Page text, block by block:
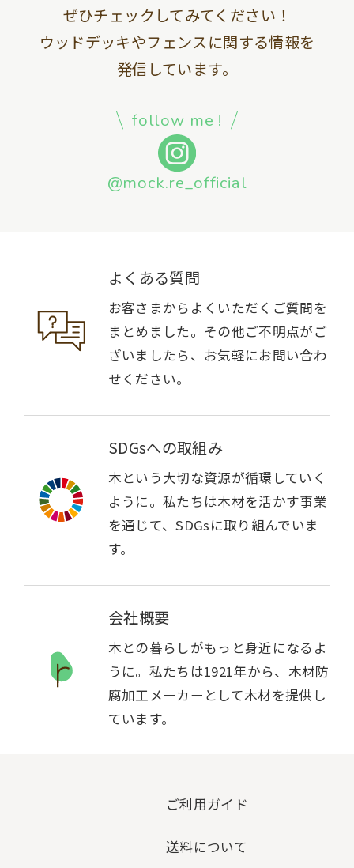
ぜひチェックしてみてください！
ウッドデッキやフェンスに関する情報を
発信しています。
follow me !
@mock.re_official
よくある質問
お客さまからよくいただくご質問を
まとめました。その他ご不明点がご
ざいましたら、お気軽にお問い合わ
せください。
SDGsへの取組み
木という大切な資源が循環していく
ように。私たちは木材を活かす事業
を通じて、SDGsに取り組んでいま
す。
会社概要
木との暮らしがもっと身近になるよ
うに。私たちは1921年から、木材防
腐加工メーカーとして木材を提供し
ています。
ご利用ガイド
送料について